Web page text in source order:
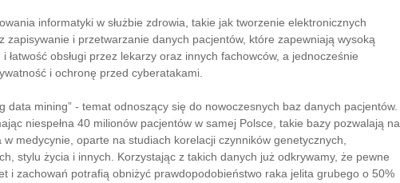
informatyki w służbie zdrowia, takie jak tworzenie elektronicznych
zapisywanie i przetwarzanie danych pacjentów, które zapewniają wysoką
łatwość obsługi przez lekarzy oraz innych fachowców, a jednocześnie
i ochronę przed cyberatakami.
data mining” - temat odnoszący się do nowoczesnych baz danych pacjentów.
niespełna 40 milionów pacjentów w samej Polsce, takie bazy pozwalają na
w medycynie, oparte na studiach korelacji czynników genetycznych,
stylu życia i innych. Korzystając z takich danych już odkrywamy, że pewne
i zachowań potrafią obniżyć prawdopodobieństwo raka jelita grubego o 50%